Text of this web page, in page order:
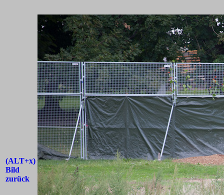
(ALT+x)
Bild
zurück